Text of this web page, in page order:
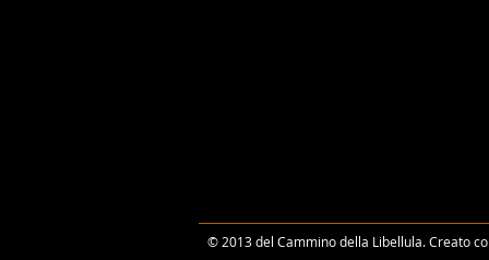
© 2013 del Cammino della Libellula. Creato